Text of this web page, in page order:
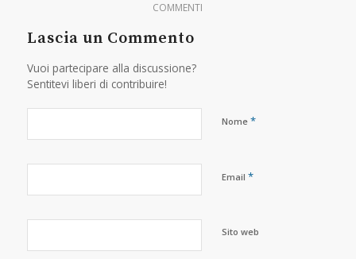
COMMENTI
Lascia un Commento
Vuoi partecipare alla discussione?
Sentitevi liberi di contribuire!
Nome *
Email *
Sito web